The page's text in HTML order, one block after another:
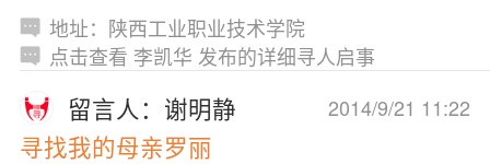
地址：陕西工业职业技术学院
点击查看 李凯华 发布的详细寻人启事
2014/9/21 11:22
留言人：谢明静
寻找我的母亲罗丽